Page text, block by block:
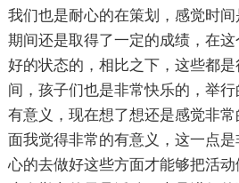
我们也是耐心的在策划，感觉时
期间还是取得了一定的成绩，在
好的状态的，相比之下，这些都
间，孩子们也是非常快乐的，举
有意义，现在想了想还是感觉非
面我觉得非常的有意义，这一点
心的去做好这些方面才能够把活